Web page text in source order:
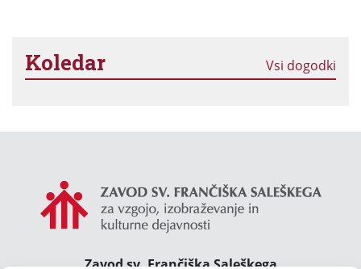
Koledar Vsi dogodki
Zavod sv. Frančiška Saleškega